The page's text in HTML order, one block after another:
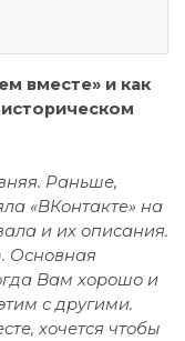
вместе» и как
Раньше,
«ВКонтакте» на
и их описания.
Основная
Вам хорошо и
с другими.
хочется чтобы